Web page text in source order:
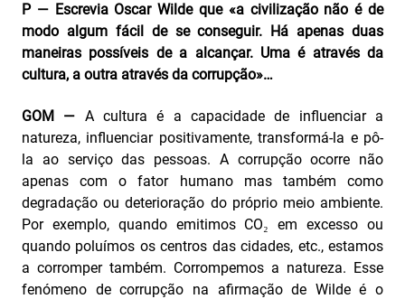
P — Escrevia Oscar Wilde que «a civilização não é de
modo algum fácil de se conseguir. Há apenas duas
maneiras possíveis de a alcançar. Uma é através da
cultura, a outra através da corrupção»…
GOM — A cultura é a capacidade de influenciar a
natureza, influenciar positivamente, transformá-la e pô-
la ao serviço das pessoas. A corrupção ocorre não
apenas com o fator humano mas também como
degradação ou deterioração do próprio meio ambiente.
Por exemplo, quando emitimos CO₂ em excesso ou
quando poluímos os centros das cidades, etc., estamos
a corromper também. Corrompemos a natureza. Esse
fenómeno de corrupção na afirmação de Wilde é o